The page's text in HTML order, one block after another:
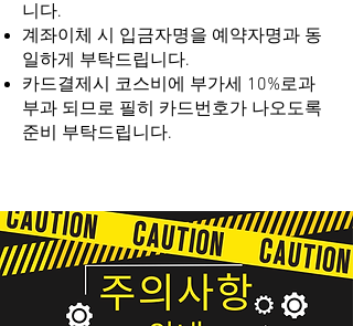
니다.
계좌이체 시 입금자명을 예약자명과 동
일하게 부탁드립니다.
카드결제시 코스비에 부가세 10%로과
부과 되므로 필히 카드번호가 나오도록
준비 부탁드립니다.